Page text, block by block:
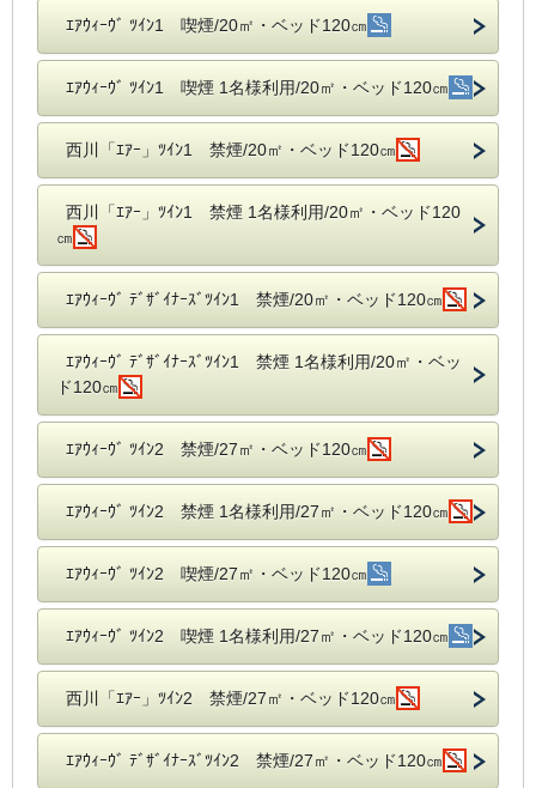
ｴｱｳｨｰｳﾞ ﾂｲﾝ1 喫煙/20㎡・ベッド120㎝
ｴｱｳｨｰｳﾞ ﾂｲﾝ1 喫煙 1名様利用/20㎡・ベッド120㎝
西川「ｴｱｰ」ﾂｲﾝ1 禁煙/20㎡・ベッド120㎝
西川「ｴｱｰ」ﾂｲﾝ1 禁煙 1名様利用/20㎡・ベッド120
㎝
ｴｱｳｨｰｳﾞ ﾃﾞｻﾞｲﾅｰｽﾞﾂｲﾝ1 禁煙/20㎡・ベッド120㎝
ｴｱｳｨｰｳﾞ ﾃﾞｻﾞｲﾅｰｽﾞﾂｲﾝ1 禁煙 1名様利用/20㎡・ベッ
ド120㎝
ｴｱｳｨｰｳﾞ ﾂｲﾝ2 禁煙/27㎡・ベッド120㎝
ｴｱｳｨｰｳﾞ ﾂｲﾝ2 禁煙 1名様利用/27㎡・ベッド120㎝
ｴｱｳｨｰｳﾞ ﾂｲﾝ2 喫煙/27㎡・ベッド120㎝
ｴｱｳｨｰｳﾞ ﾂｲﾝ2 喫煙 1名様利用/27㎡・ベッド120㎝
西川「ｴｱｰ」ﾂｲﾝ2 禁煙/27㎡・ベッド120㎝
ｴｱｳｨｰｳﾞ ﾃﾞｻﾞｲﾅｰｽﾞﾂｲﾝ2 禁煙/27㎡・ベッド120㎝